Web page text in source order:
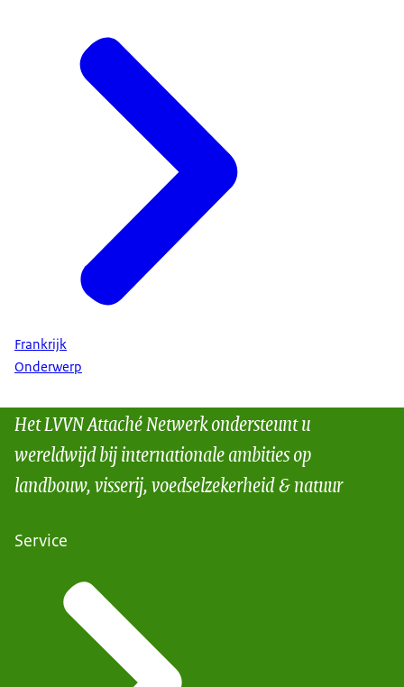
Frankrijk
Onderwerp
Het LVVN Attaché Netwerk ondersteunt u
wereldwijd bij internationale ambities op
landbouw, visserij, voedselzekerheid & natuur
Service